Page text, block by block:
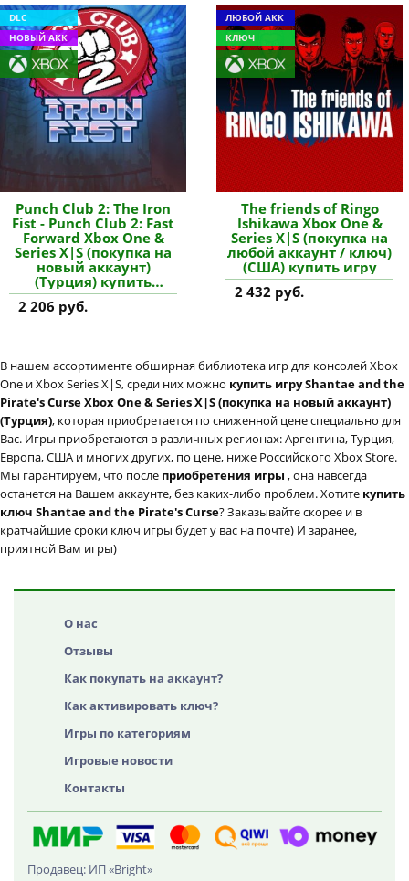
DLC
НОВЫЙ АКК
Punch Club 2: The Iron
Fist - Punch Club 2: Fast
Forward Xbox One &
Series X|S (покупка на
новый аккаунт)
(Турция) купить
дополнение
2 206 руб.
ЛЮБОЙ АКК
КЛЮЧ
The friends of Ringo
Ishikawa Xbox One &
Series X|S (покупка на
любой аккаунт / ключ)
(США) купить игру
2 432 руб.
В нашем ассортименте обширная библиотека игр для консолей Xbox
One и Xbox Series X|S, среди них можно купить игру Shantae and the
Pirate's Curse Xbox One & Series X|S (покупка на новый аккаунт)
(Турция), которая приобретается по сниженной цене специально для
Вас. Игры приобретаются в различных регионах: Аргентина, Турция,
Европа, США и многих других, по цене, ниже Российского Xbox Store.
Мы гарантируем, что после приобретения игры , она навсегда
останется на Вашем аккаунте, без каких-либо проблем. Хотите купить
ключ Shantae and the Pirate's Curse? Заказывайте скорее и в
кратчайшие сроки ключ игры будет у вас на почте) И заранее,
приятной Вам игры)
О нас
Отзывы
Как покупать на аккаунт?
Как активировать ключ?
Игры по категориям
Игровые новости
Контакты
Продавец: ИП «Bright»